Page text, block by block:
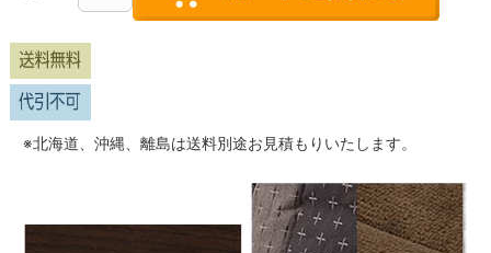
※北海道、沖縄、離島は送料別途お見積もりいたします。